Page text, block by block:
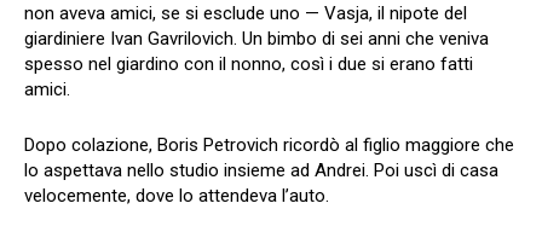
non aveva amici, se si esclude uno — Vasja, il nipote del
giardiniere Ivan Gavrilovich. Un bimbo di sei anni che veniva
spesso nel giardino con il nonno, così i due si erano fatti
amici.
Dopo colazione, Boris Petrovich ricordò al figlio maggiore che
lo aspettava nello studio insieme ad Andrei. Poi uscì di casa
velocemente, dove lo attendeva l’auto.